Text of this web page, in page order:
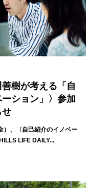
樹が考える「自
ション」〉参加
せ
）、〈自己紹介のイノベー
LIFE DAILY...